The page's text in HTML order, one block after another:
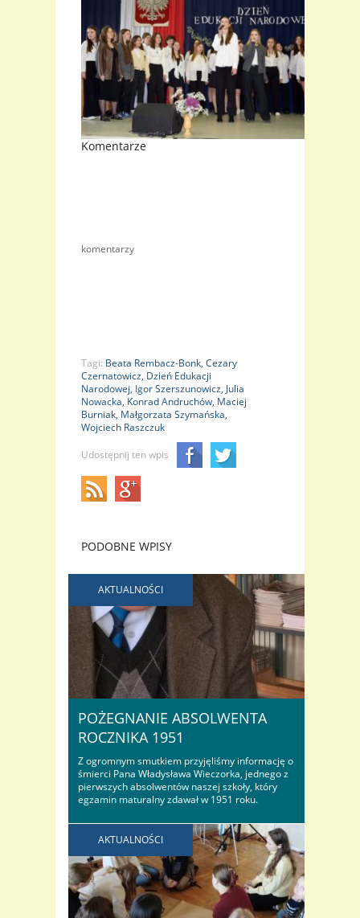
Komentarze
komentarzy
Tagi: Beata Rembacz-Bonk, Cezary
Czernatowicz, Dzień Edukacji
Narodowej, Igor Szerszunowicz, Julia
Nowacka, Konrad Andruchów, Maciej
Burniak, Małgorzata Szymańska,
Wojciech Raszczuk
Udostępnij ten wpis
PODOBNE WPISY
AKTUALNOŚCI
POŻEGNANIE ABSOLWENTA
ROCZNIKA 1951
Z ogromnym smutkiem przyjęliśmy informację o
śmierci Pana Władysława Wieczorka, jednego z
pierwszych absolwentów naszej szkoły, który
egzamin maturalny zdawał w 1951 roku.
naszego liceum, który, pomimo faktu, że mieszkał
we Wrocławiu – odwiedzał nas…
AKTUALNOŚCI